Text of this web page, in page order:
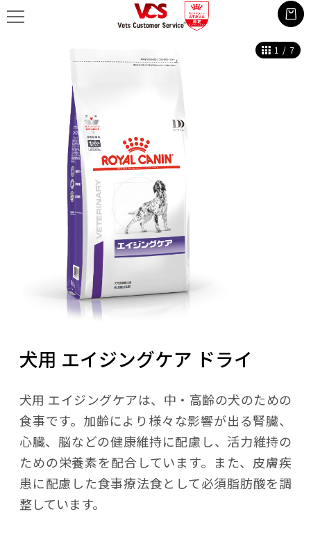
1 / 7
犬用 エイジングケア ドライ
犬用 エイジングケアは、中・高齢の犬のための
食事です。加齢により様々な影響が出る腎臓、
心臓、脳などの健康維持に配慮し、活力維持の
ための栄養素を配合しています。また、皮膚疾
患に配慮した食事療法食として必須脂肪酸を調
整しています。